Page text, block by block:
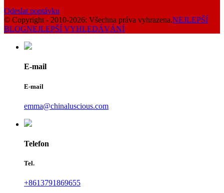
Odeslat poptávku
© Copyright - 2010-2026: Všechna práva vyhrazena.NEJLEPŠÍ
BLOGNEJLEPŠÍ VYHLEDÁVÁNÍ
E-mail
E-mail
emma@chinaluscious.com
Telefon
Tel.
+8613791869655